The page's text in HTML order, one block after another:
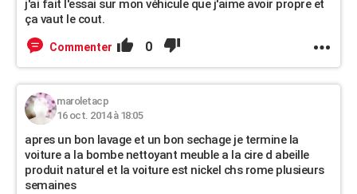
j'ai fait l'essai sur mon véhicule que j'aime avoir propre et
ça vaut le cout.
Commenter 0
maroletacp
16 oct. 2014 à 18:05
apres un bon lavage et un bon sechage je termine la
voiture a la bombe nettoyant meuble a la cire d abeille
produit naturel et la voiture est nickel chs rome plusieurs
semaines